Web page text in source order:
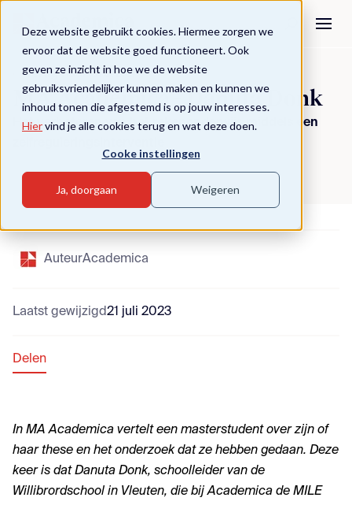
Deze website gebruikt cookies. Hiermee zorgen we
ervoor dat de website goed functioneert. Ook
geven ze inzicht in hoe we de website
gebruiksvriendelijker kunnen maken en kunnen we
inhoud tonen die afgestemd is op jouw interesses.
Hiervind je alle cookies terug en wat deze doen.
Cooke instellingen
Ja, doorgaan Weigeren
Terug naar overzicht
MA Academica - Danuta Donk
Het verbeteren van het rekenonderwijs middels een
AuteurAcademica
Laatst gewijzigd21 juli 2023
Delen
In MA Academica vertelt een masterstudent over zijn of
haar these en het onderzoek dat ze hebben gedaan. Deze
keer is dat Danuta Donk, schoolleider van de
Willibrordschool in Vleuten, die bij Academica de MILE